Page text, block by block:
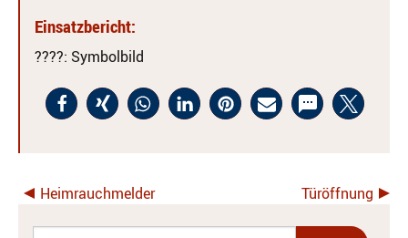
Einsatzbericht:
????: Symbolbild
Heimrauchmelder Türöffnung